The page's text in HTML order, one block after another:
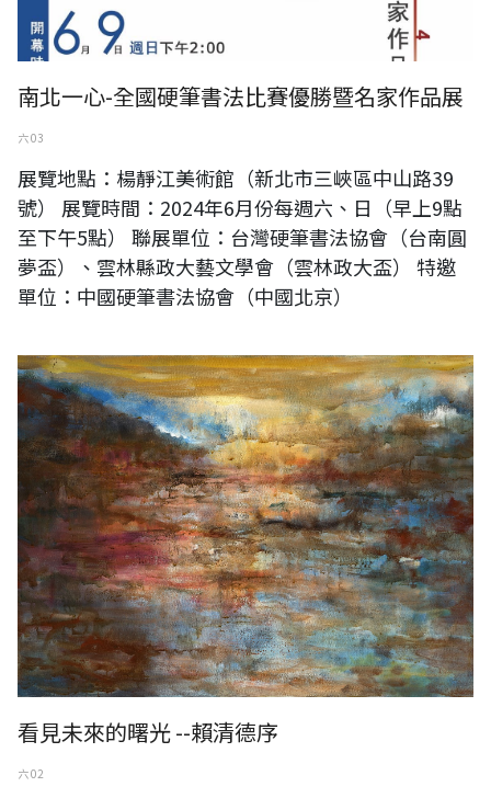
南北一心-全國硬筆書法比賽優勝暨名家作品展
六 03
展覽地點：楊靜江美術館（新北市三峽區中山路39
號） 展覽時間：2024年6月份每週六、日（早上9點
至下午5點） 聯展單位：台灣硬筆書法協會（台南圓
夢盃）、雲林縣政大藝文學會（雲林政大盃） 特邀
單位：中國硬筆書法協會（中國北京）
蘇奕榮 2024向光處系列作品
看見未來的曙光 --賴清德序
六 02